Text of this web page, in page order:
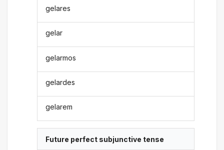
gelares
gelar
gelarmos
gelardes
gelarem
Future perfect subjunctive tense